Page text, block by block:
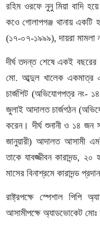
রহিম ওরফে নুনু মিয়া বাদি
কওে গোলাপগঞ্জ থানায় একটি
(১৭-০৭-১৯৯৯), দায়রা
দীর্ঘ তদন্ত শেষে একই
মো. আব্দুল খালেক একমাত্র
চার্জশিট (অভিযোগপত্র নং-
জুলাই আদালত চার্জগঠন
করেন। দীর্ঘ শুনানী ও ১৪ জন
জানুয়ারী) আদালত আসামী
তাকে যাবজ্জীবন কারাদন্ড,
মাসের বিনাশ্রমে কারাদন্ড
রাষ্ট্রপক্ষে স্পেশাল
আসামীপক্ষে অ্যাডভোকেট মোঃ